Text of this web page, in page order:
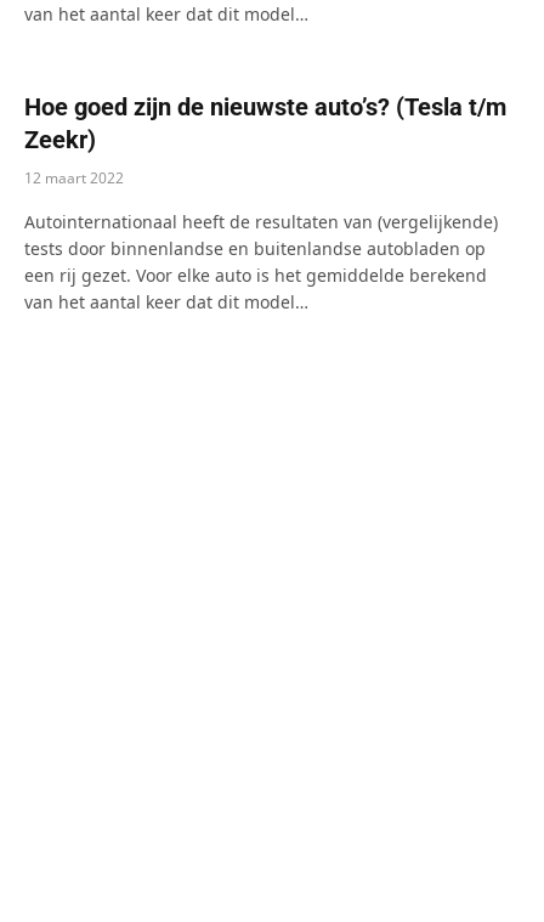
van het aantal keer dat dit model…
Hoe goed zijn de nieuwste auto’s? (Tesla t/m
Zeekr)
12 maart 2022
Autointernationaal heeft de resultaten van (vergelijkende)
tests door binnenlandse en buitenlandse autobladen op
een rij gezet. Voor elke auto is het gemiddelde berekend
van het aantal keer dat dit model…